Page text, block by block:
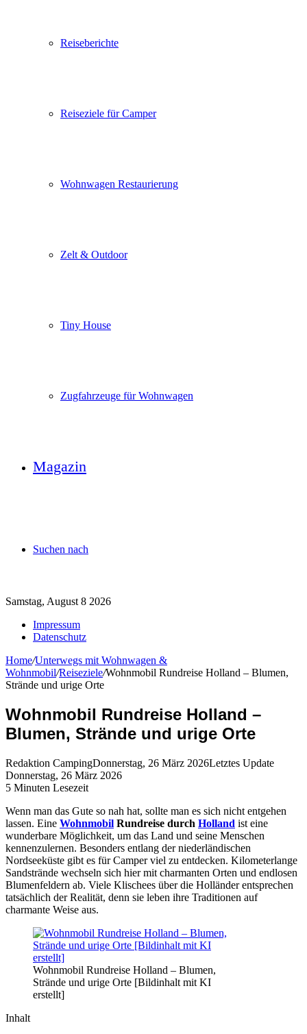
Reiseberichte
Reiseziele für Camper
Wohnwagen Restaurierung
Zelt & Outdoor
Tiny House
Zugfahrzeuge für Wohnwagen
Magazin
Suchen nach
Samstag, August 8 2026
Impressum
Datenschutz
Home/Unterwegs mit Wohnwagen &
Wohnmobil/Reiseziele/Wohnmobil Rundreise Holland – Blumen,
Strände und urige Orte
Wohnmobil Rundreise Holland –
Blumen, Strände und urige Orte
Redaktion CampingDonnerstag, 26 März 2026Letztes Update
Donnerstag, 26 März 2026
5 Minuten Lesezeit
Wenn man das Gute so nah hat, sollte man es sich nicht entgehen
lassen. Eine Wohnmobil Rundreise durch Holland ist eine
wunderbare Möglichkeit, um das Land und seine Menschen
kennenzulernen. Besonders entlang der niederländischen
Nordseeküste gibt es für Camper viel zu entdecken. Kilometerlange
Sandstrände wechseln sich hier mit charmanten Orten und endlosen
Blumenfeldern ab. Viele Klischees über die Holländer entsprechen
tatsächlich der Realität, denn sie leben ihre Traditionen auf
charmante Weise aus.
Wohnmobil Rundreise Holland – Blumen,
Strände und urige Orte [Bildinhalt mit KI
erstellt]
Inhalt